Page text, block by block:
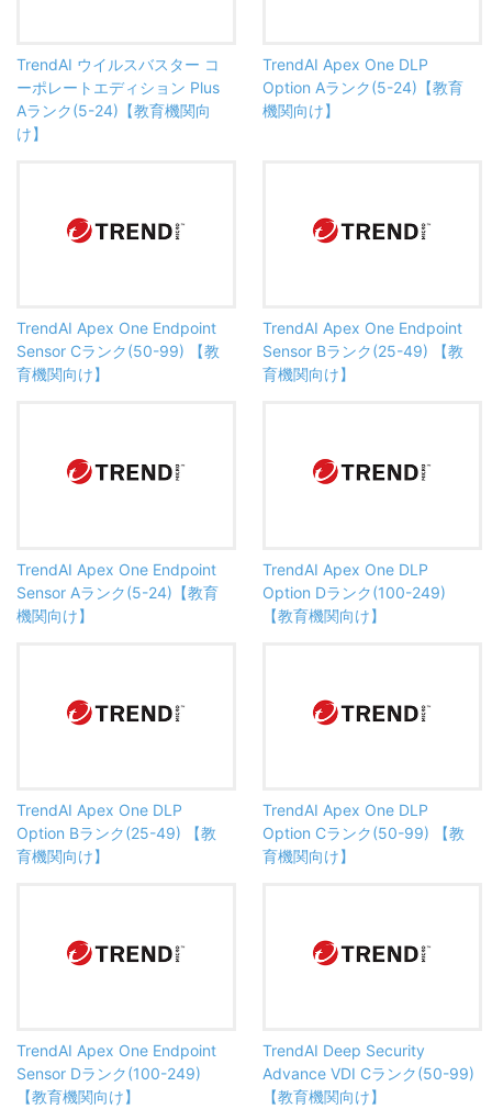
TrendAI ウイルスバスター コ
ーポレートエディション Plus
Aランク(5-24)【教育機関向
け】
TrendAI Apex One DLP
Option Aランク(5-24)【教育
機関向け】
TrendAI Apex One Endpoint
Sensor Cランク(50-99) 【教
育機関向け】
TrendAI Apex One Endpoint
Sensor Bランク(25-49) 【教
育機関向け】
TrendAI Apex One Endpoint
Sensor Aランク(5-24)【教育
機関向け】
TrendAI Apex One DLP
Option Dランク(100-249)
【教育機関向け】
TrendAI Apex One DLP
Option Bランク(25-49) 【教
育機関向け】
TrendAI Apex One DLP
Option Cランク(50-99) 【教
育機関向け】
TrendAI Apex One Endpoint
Sensor Dランク(100-249)
【教育機関向け】
TrendAI Deep Security
Advance VDI Cランク(50-99)
【教育機関向け】